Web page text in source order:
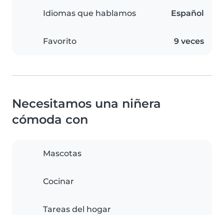
Idiomas que hablamos Español
Favorito 9 veces
Necesitamos una niñera
cómoda con
Mascotas
Cocinar
Tareas del hogar